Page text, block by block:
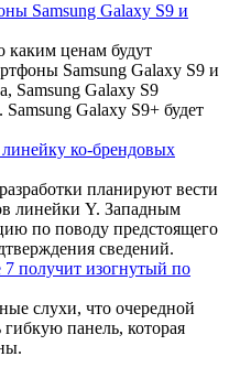
Samsung Galaxy S9 и
каким ценам будут
Samsung Galaxy S9 и
Samsung Galaxy S9
Galaxy S9+ будет
ко-брендовых
планируют вести
линейки Y. Западным
по поводу предстоящего
сведений.
получит изогнутый по
слухи, что очередной
панель, которая